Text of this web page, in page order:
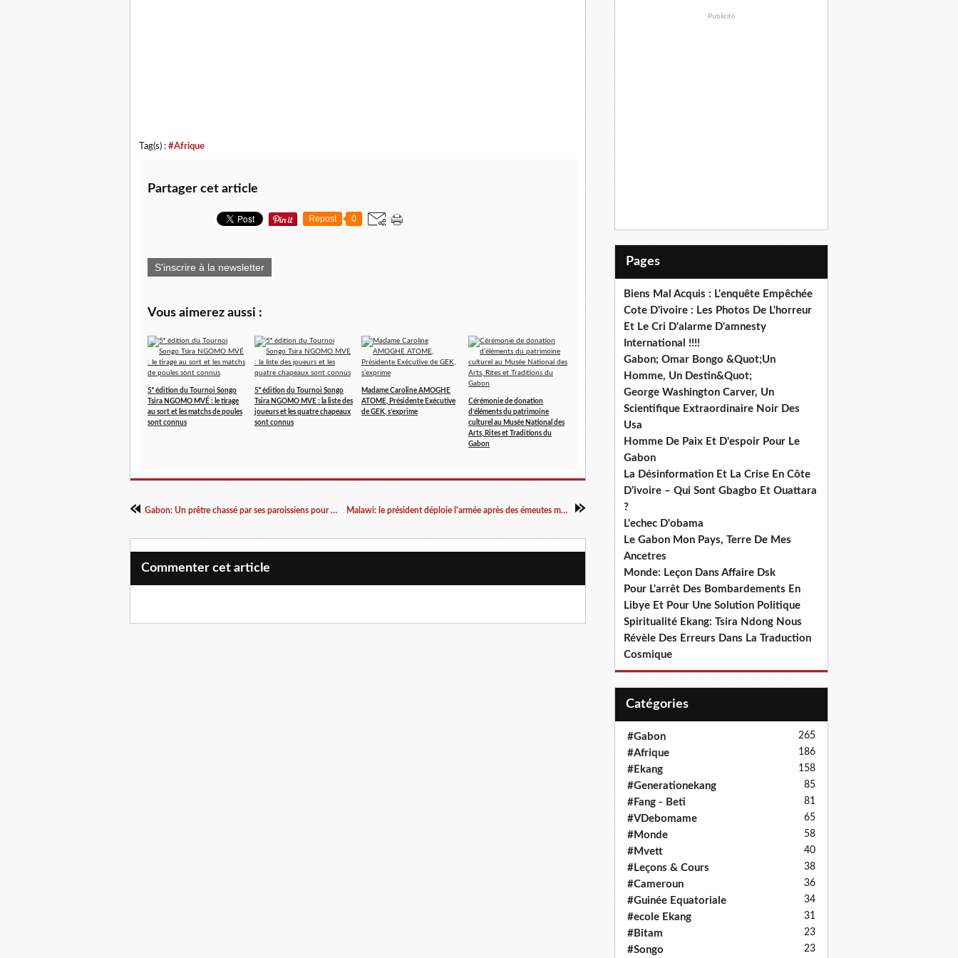
Tag(s) : #Afrique
Partager cet article
Repost 0
S'inscrire à la newsletter
Vous aimerez aussi :
5ᵉ édition du Tournoi Songo
Tsira NGOMO MVÉ : le tirage
au sort et les matchs de poules
sont connus
5ᵉ édition du Tournoi Songo
Tsira NGOMO MVE : la liste des
joueurs et les quatre chapeaux
sont connus
Madame Caroline AMOGHE
ATOME, Présidente Exécutive
de GEK, s’exprime
Cérémonie de donation
d’éléments du patrimoine
culturel au Musée National des
Arts, Rites et Traditions du
Gabon
Gabon: Un prêtre chassé par ses paroissiens pour racisme Malawi: le président déploie l'armée après des émeutes meurtrières
Commenter cet article
Publicité
Pages
Biens Mal Acquis : L'enquête Empêchée
Cote D'ivoire : Les Photos De L'horreur
Et Le Cri D'alarme D'amnesty
International !!!!
Gabon; Omar Bongo &Quot;Un
Homme, Un Destin&Quot;
George Washington Carver, Un
Scientifique Extraordinaire Noir Des
Usa
Homme De Paix Et D'espoir Pour Le
Gabon
La Désinformation Et La Crise En Côte
D’ivoire – Qui Sont Gbagbo Et Ouattara
?
L'echec D'obama
Le Gabon Mon Pays, Terre De Mes
Ancetres
Monde: Leçon Dans Affaire Dsk
Pour L'arrêt Des Bombardements En
Libye Et Pour Une Solution Politique
Spiritualité Ekang: Tsira Ndong Nous
Révèle Des Erreurs Dans La Traduction
Cosmique
Catégories
#Gabon 265
#Afrique 186
#Ekang 158
#Generationekang 85
#Fang - Beti 81
#VDebomame 65
#Monde 58
#Mvett 40
#Leçons & Cours 38
#Cameroun 36
#Guinée Equatoriale 34
#ecole Ekang 31
#Bitam 23
#Songo 23